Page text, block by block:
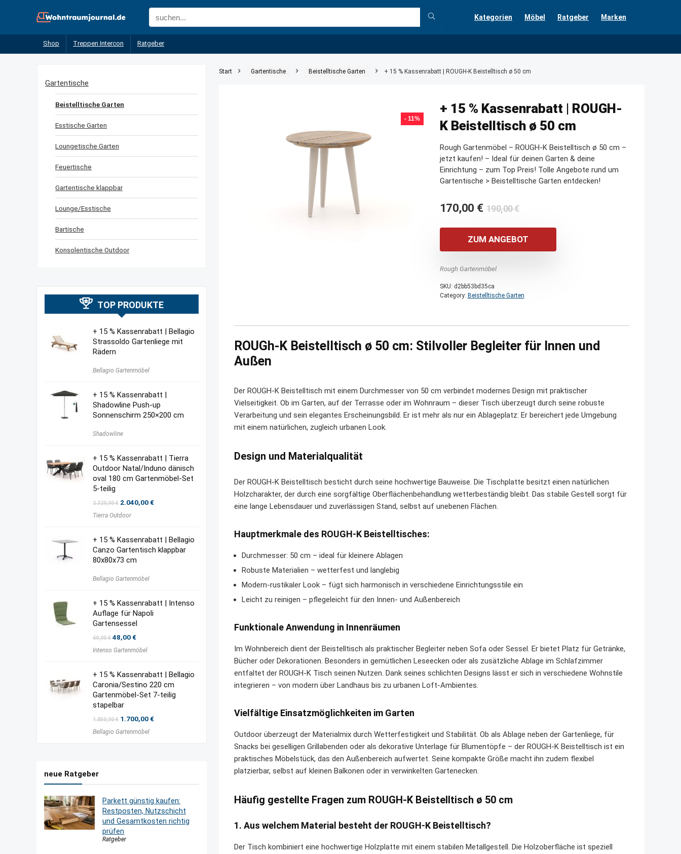
Kategorien Möbel Ratgeber Marken
Shop Treppen Intercon Ratgeber
Start Gartentische Beistelltische Garten + 15 % Kassenrabatt | ROUGH-K Beistelltisch ø 50 cm
- 11%
+ 15 % Kassenrabatt | ROUGH-
K Beistelltisch ø 50 cm
Rough Gartenmöbel – ROUGH-K Beistelltisch ø 50 cm –
jetzt kaufen! – Ideal für deinen Garten & deine
Einrichtung – zum Top Preis! Tolle Angebote rund um
Gartentische > Beistelltische Garten entdecken!
190,00€Ursprünglicher
war:
190,00 €
170,00 €
Aktueller
ist:
170,00 €.
ZUM ANGEBOT
Rough Gartenmöbel
SKU: d2bb53bd35ca
Category: Beistelltische Garten
ROUGh-K Beistelltisch ø 50 cm: Stilvoller Begleiter für Innen und
Außen
Der ROUGH-K Beistelltisch mit einem Durchmesser von 50 cm verbindet modernes Design mit praktischer
Vielseitigkeit. Ob im Garten, auf der Terrasse oder im Wohnraum – dieser Tisch überzeugt durch seine robuste
Verarbeitung und sein elegantes Erscheinungsbild. Er ist mehr als nur ein Ablageplatz: Er bereichert jede Umgebung
mit einem natürlichen, zugleich urbanen Look.
Design und Materialqualität
Der ROUGH-K Beistelltisch besticht durch seine hochwertige Bauweise. Die Tischplatte besitzt einen natürlichen
Holzcharakter, der durch eine sorgfältige Oberflächenbehandlung wetterbeständig bleibt. Das stabile Gestell sorgt für
eine lange Lebensdauer und zuverlässigen Stand, selbst auf unebenen Flächen.
Hauptmerkmale des ROUGH-K Beistelltisches:
Durchmesser: 50 cm – ideal für kleinere Ablagen
Robuste Materialien – wetterfest und langlebig
Modern-rustikaler Look – fügt sich harmonisch in verschiedene Einrichtungsstile ein
Leicht zu reinigen – pflegeleicht für den Innen- und Außenbereich
Funktionale Anwendung in Innenräumen
Im Wohnbereich dient der Beistelltisch als praktischer Begleiter neben Sofa oder Sessel. Er bietet Platz für Getränke,
Bücher oder Dekorationen. Besonders in gemütlichen Leseecken oder als zusätzliche Ablage im Schlafzimmer
entfaltet der ROUGH-K Tisch seinen Nutzen. Dank seines schlichten Designs lässt er sich in verschiedene Wohnstile
integrieren – von modern über Landhaus bis zu urbanen Loft-Ambientes.
Vielfältige Einsatzmöglichkeiten im Garten
Outdoor überzeugt der Materialmix durch Wetterfestigkeit und Stabilität. Ob als Ablage neben der Gartenliege, für
Snacks bei geselligen Grillabenden oder als dekorative Unterlage für Blumentöpfe – der ROUGH-K Beistelltisch ist ein
praktisches Möbelstück, das den Außenbereich aufwertet. Seine kompakte Größe macht ihn zudem flexibel
platzierbar, selbst auf kleinen Balkonen oder in verwinkelten Gartenecken.
Häufig gestellte Fragen zum ROUGH-K Beistelltisch ø 50 cm
1. Aus welchem Material besteht der ROUGH-K Beistelltisch?
Der Tisch kombiniert eine hochwertige Holzplatte mit einem stabilen Metallgestell. Die Holzoberfläche ist speziell
Gartentische
Beistelltische Garten
Esstische Garten
Loungetische Garten
Feuertische
Gartentische klappbar
Lounge/Esstische
Bartische
Konsolentische Outdoor
TOP PRODUKTE
+ 15 % Kassenrabatt | Bellagio
Strassoldo Gartenliege mit
Rädern
Bellagio Gartenmöbel
+ 15 % Kassenrabatt |
Shadowline Push-up
Sonnenschirm 250×200 cm
Shadowline
+ 15 % Kassenrabatt | Tierra
Outdoor Natal/Induno dänisch
oval 180 cm Gartenmöbel-Set
5-teilig
2.320,00€ Ursprünglicher
war:
2.040,00€Aktueller
Tierra Outdoor
+ 15 % Kassenrabatt | Bellagio
Canzo Gartentisch klappbar
80x80x73 cm
Bellagio Gartenmöbel
+ 15 % Kassenrabatt | Intenso
Auflage für Napoli
Gartensessel
60,00€ Ursprünglicher
war:
48,00€Aktueller
ist:
Intenso Gartenmöbel
+ 15 % Kassenrabatt | Bellagio
Caronia/Sestino 220 cm
Gartenmöbel-Set 7-teilig
stapelbar
1.850,00€ Ursprünglicher
war:
1.700,00€Aktueller
Bellagio Gartenmöbel
neue Ratgeber
Parkett günstig kaufen:
Restposten, Nutzschicht
und Gesamtkosten richtig
prüfen
Ratgeber